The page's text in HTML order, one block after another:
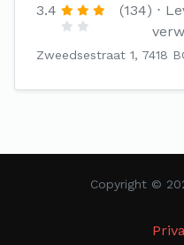
3.4 (134)
Zweedsestraat 1, 7418
Copyright ©